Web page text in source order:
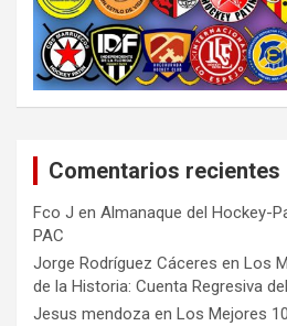
Comentarios recientes
Fco J en Almanaque del Hockey-
PAC
Jorge Rodríguez Cáceres en Los
de la Historia: Cuenta Regresiva
Jesus mendoza en Los Mejores